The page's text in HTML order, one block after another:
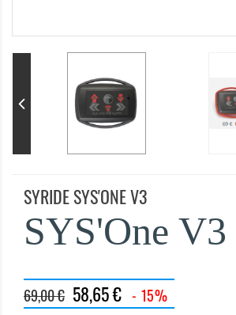
SYRIDE SYS'ONE V3
SYS'One V3
58,65 € - 15%
69,00 €